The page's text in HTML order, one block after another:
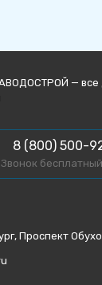
— все
8 (800) 500-
Звонок
Проспект